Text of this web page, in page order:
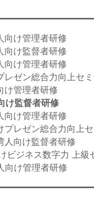
向け管理者研修
向け監督者研修
向け管理者研修
ゼン総合力向上セ
け管理者研修
け監督者研修
向け管理者研修
レゼン総合力向上
人向け監督者研修
ビジネス数字力 上級
向け管理者研修